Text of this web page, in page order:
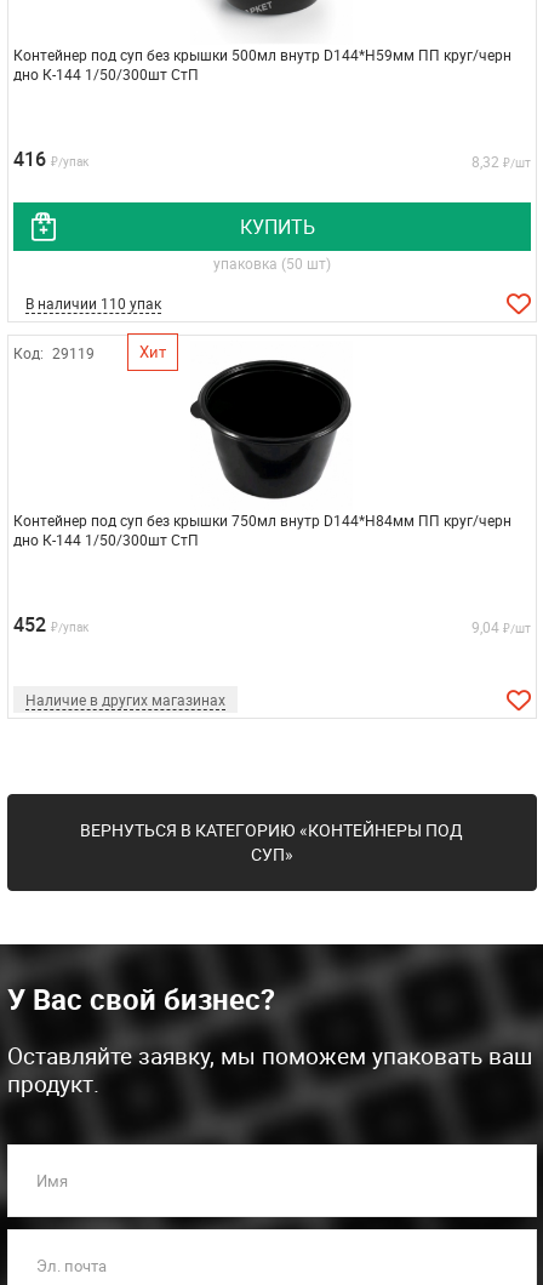
Контейнер под суп без крышки 500мл внутр D144*H59мм ПП круг/черн
дно К-144 1/50/300шт СтП
416 ₽/упак 8,32 ₽/шт
КУПИТЬ
упаковка (50 шт)
В наличии 110 упак
Код: 29119 Хит
Контейнер под суп без крышки 750мл внутр D144*H84мм ПП круг/черн
дно К-144 1/50/300шт СтП
452 ₽/упак 9,04 ₽/шт
Наличие в других магазинах
ВЕРНУТЬСЯ В КАТЕГОРИЮ «КОНТЕЙНЕРЫ ПОД
СУП»
У Вас свой бизнес?
Оставляйте заявку, мы поможем упаковать ваш
продукт.
Имя
Эл. почта